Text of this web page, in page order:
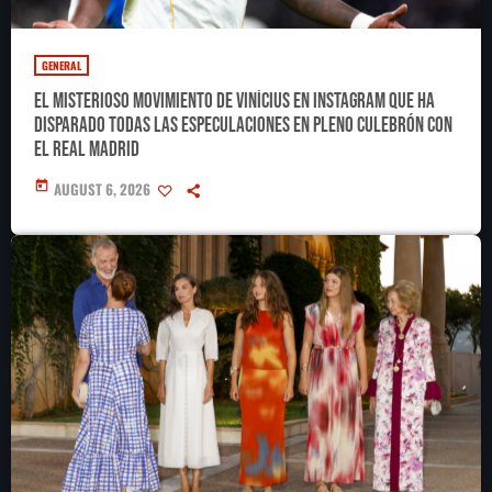
GENERAL
El misterioso movimiento de Vinícius en Instagram que ha
disparado todas las especulaciones en pleno culebrón con
el Real Madrid
today AUGUST 6, 2026